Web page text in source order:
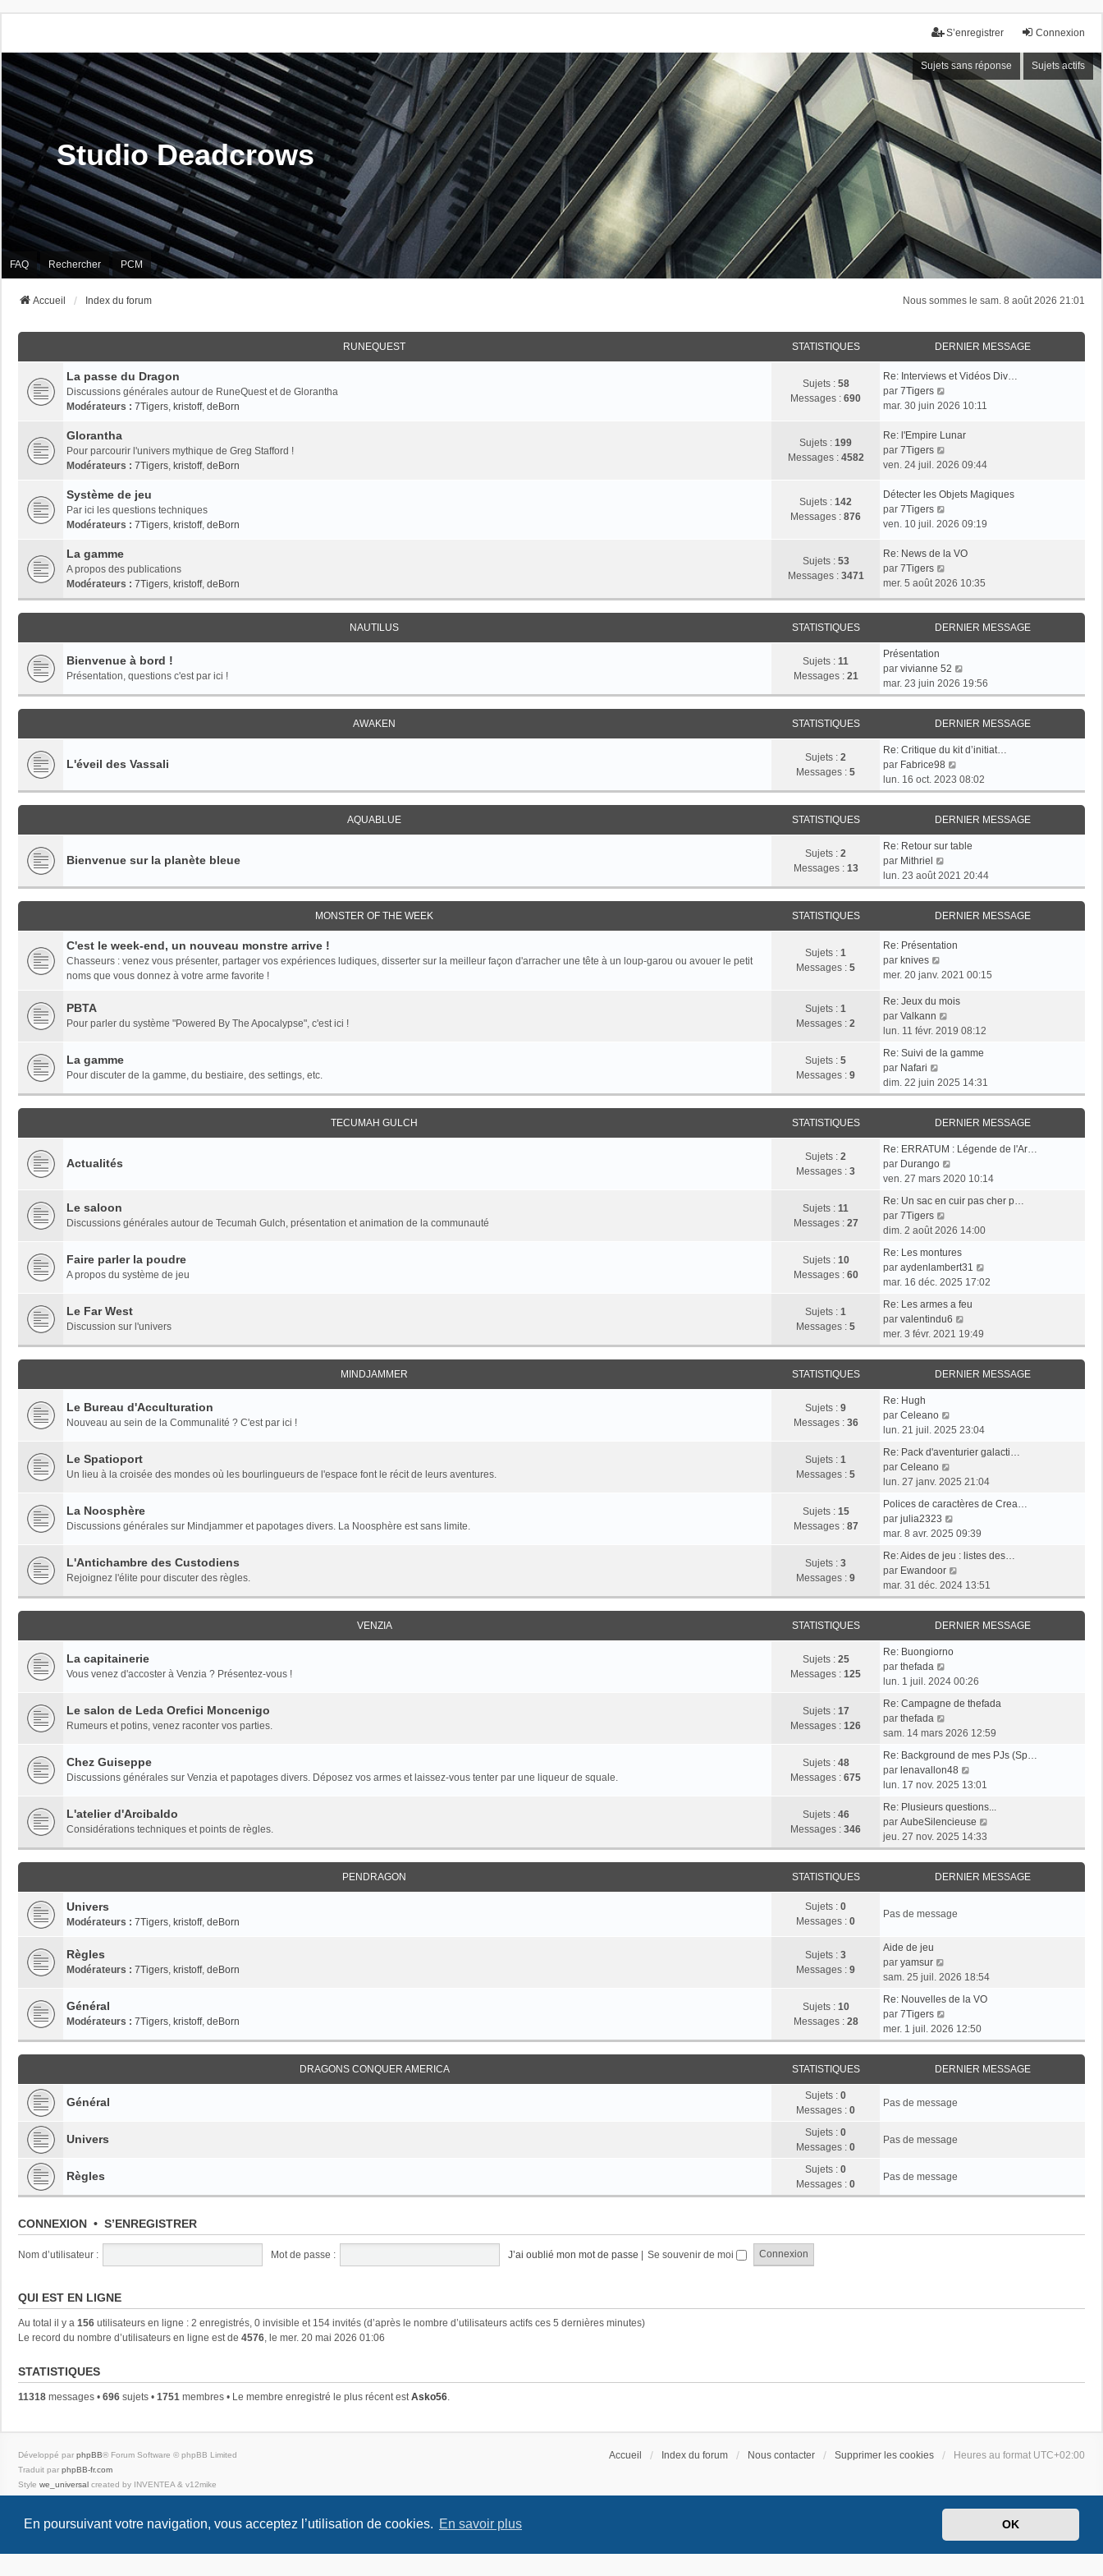
En poursuivant votre navigation, vous acceptez l’utilisation de cookies. En savoir plus OK
Connexion
S’enregistrer
Sujets sans réponse Sujets actifs
Studio Deadcrows
FAQ Rechercher PCM
Nous sommes le sam. 8 août 2026 21:01
Accueil Index du forum
RUNEQUEST STATISTIQUES DERNIER MESSAGE
La passe du Dragon
Discussions générales autour de RuneQuest et de Glorantha
Modérateurs : 7Tigers, kristoff, deBorn
Sujets : 58
Messages : 690
Re: Interviews et Vidéos Div…
par 7Tigers
o
r
e
e
n
e
m
e
s
s
a
e
mar. 30 juin 2026 10:11
Glorantha
Pour parcourir l'univers mythique de Greg Stafford !
Modérateurs : 7Tigers, kristoff, deBorn
Sujets : 199
Messages : 4582
Re: l'Empire Lunar
par 7Tigers
o
r
e
e
n
i
e
r
m
s
s
a
e
ven. 24 juil. 2026 09:44
Système de jeu
Par ici les questions techniques
Modérateurs : 7Tigers, kristoff, deBorn
Sujets : 142
Messages : 876
Détecter les Objets Magiques
par 7Tigers
o
r
e
d
e
r
n
e
r
m
s
s
a
g
e
ven. 10 juil. 2026 09:19
La gamme
A propos des publications
Modérateurs : 7Tigers, kristoff, deBorn
Sujets : 53
Messages : 3471
Re: News de la VO
par 7Tigers
o
i
r
l
e
e
r
n
e
r
m
e
s
s
a
g
e
mer. 5 août 2026 10:35
NAUTILUS STATISTIQUES DERNIER MESSAGE
Bienvenue à bord !
Présentation, questions c'est par ici !
Sujets : 11
Messages : 21
Présentation
par vivianne 52
o
i
r
l
e
d
r
i
r
e
s
s
a
g
mar. 23 juin 2026 19:56
AWAKEN STATISTIQUES DERNIER MESSAGE
L'éveil des Vassali Sujets : 2
Messages : 5
Re: Critique du kit d’initiat…
par Fabrice98
o
i
r
l
e
d
r
i
e
s
g
lun. 16 oct. 2023 08:02
AQUABLUE STATISTIQUES DERNIER MESSAGE
Bienvenue sur la planète bleue Sujets : 2
Messages : 13
Re: Retour sur table
par Mithriel
o
i
r
l
e
d
r
i
e
r
m
s
s
a
g
e
lun. 23 août 2021 20:44
MONSTER OF THE WEEK STATISTIQUES DERNIER MESSAGE
C'est le week-end, un nouveau monstre arrive !
Chasseurs : venez vous présenter, partager vos expériences ludiques, disserter sur la meilleur façon d'arracher une tête à un loup-garou ou avouer le petit
noms que vous donnez à votre arme favorite !
Sujets : 1
Messages : 5
Re: Présentation
par knives
o
r
l
e
d
r
n
i
e
r
m
e
s
s
a
g
mer. 20 janv. 2021 00:15
PBTA
Pour parler du système "Powered By The Apocalypse", c'est ici !
Sujets : 1
Messages : 2
Re: Jeux du mois
par Valkann
o
r
e
e
n
i
e
m
s
s
a
g
lun. 11 févr. 2019 08:12
La gamme
Pour discuter de la gamme, du bestiaire, des settings, etc.
Sujets : 5
Messages : 9
Re: Suivi de la gamme
par Nafari
o
i
r
l
e
d
e
r
n
i
e
m
e
s
s
a
g
e
dim. 22 juin 2025 14:31
TECUMAH GULCH STATISTIQUES DERNIER MESSAGE
Actualités Sujets : 2
Messages : 3
Re: ERRATUM : Légende de l'Ar…
par Durango
o
r
e
d
e
r
i
e
r
e
g
ven. 27 mars 2020 10:14
Le saloon
Discussions générales autour de Tecumah Gulch, présentation et animation de la communauté
Sujets : 11
Messages : 27
Re: Un sac en cuir pas cher p…
par 7Tigers
o
r
l
e
d
e
r
n
i
e
r
e
s
s
a
g
dim. 2 août 2026 14:00
Faire parler la poudre
A propos du système de jeu
Sujets : 10
Messages : 60
Re: Les montures
par aydenlambert31
o
e
m
s
s
mar. 16 déc. 2025 17:02
Le Far West
Discussion sur l'univers
Sujets : 1
Messages : 5
Re: Les armes a feu
par valentindu6
o
i
r
l
e
r
n
e
m
s
s
g
e
mer. 3 févr. 2021 19:49
MINDJAMMER STATISTIQUES DERNIER MESSAGE
Le Bureau d'Acculturation
Nouveau au sein de la Communalité ? C'est par ici !
Sujets : 9
Messages : 36
Re: Hugh
par Celeano
o
r
e
d
e
r
i
e
r
e
s
g
lun. 21 juil. 2025 23:04
Le Spatioport
Un lieu à la croisée des mondes où les bourlingueurs de l'espace font le récit de leurs aventures.
Sujets : 1
Messages : 5
Re: Pack d'aventurier galacti…
par Celeano
o
r
l
e
d
e
r
n
i
e
r
m
s
s
g
lun. 27 janv. 2025 21:04
La Noosphère
Discussions générales sur Mindjammer et papotages divers. La Noosphère est sans limite.
Sujets : 15
Messages : 87
Polices de caractères de Crea…
par julia2323
o
r
l
e
e
e
m
s
s
a
g
mar. 8 avr. 2025 09:39
L'Antichambre des Custodiens
Rejoignez l'élite pour discuter des règles.
Sujets : 3
Messages : 9
Re: Aides de jeu : listes des…
par Ewandoor
o
i
r
l
e
r
n
e
m
e
s
s
a
g
e
mar. 31 déc. 2024 13:51
VENZIA STATISTIQUES DERNIER MESSAGE
La capitainerie
Vous venez d'accoster à Venzia ? Présentez-vous !
Sujets : 25
Messages : 125
Re: Buongiorno
par thefada
o
r
e
d
e
r
i
e
r
e
a
lun. 1 juil. 2024 00:26
Le salon de Leda Orefici Moncenigo
Rumeurs et potins, venez raconter vos parties.
Sujets : 17
Messages : 126
Re: Campagne de thefada
par thefada
o
r
l
e
d
e
r
n
i
e
r
m
g
e
sam. 14 mars 2026 12:59
Chez Guiseppe
Discussions générales sur Venzia et papotages divers. Déposez vos armes et laissez-vous tenter par une liqueur de squale.
Sujets : 48
Messages : 675
Re: Background de mes PJs (Sp…
par lenavallon48
o
r
l
e
e
e
s
g
lun. 17 nov. 2025 13:01
L'atelier d'Arcibaldo
Considérations techniques et points de règles.
Sujets : 46
Messages : 346
Re: Plusieurs questions...
par AubeSilencieuse
i
r
l
e
e
s
s
a
g
jeu. 27 nov. 2025 14:33
PENDRAGON STATISTIQUES DERNIER MESSAGE
Univers
Modérateurs : 7Tigers, kristoff, deBorn
Sujets : 0
Messages : 0
Pas de message
Règles
Modérateurs : 7Tigers, kristoff, deBorn
Sujets : 3
Messages : 9
Aide de jeu
par yamsur
o
r
e
e
i
r
s
s
sam. 25 juil. 2026 18:54
Général
Modérateurs : 7Tigers, kristoff, deBorn
Sujets : 10
Messages : 28
Re: Nouvelles de la VO
par 7Tigers
o
i
r
l
e
d
n
e
s
mer. 1 juil. 2026 12:50
DRAGONS CONQUER AMERICA STATISTIQUES DERNIER MESSAGE
Général Sujets : 0
Messages : 0
Pas de message
Univers Sujets : 0
Messages : 0
Pas de message
Règles Sujets : 0
Messages : 0
Pas de message
CONNEXION • S’ENREGISTRER
Nom d’utilisateur : Mot de passe : J’ai oublié mon mot de passe | Se souvenir de moi
QUI EST EN LIGNE
Au total il y a 156 utilisateurs en ligne : 2 enregistrés, 0 invisible et 154 invités (d’après le nombre d’utilisateurs actifs ces 5 dernières minutes)
Le record du nombre d’utilisateurs en ligne est de 4576, le mer. 20 mai 2026 01:06
STATISTIQUES
11318 messages • 696 sujets • 1751 membres • Le membre enregistré le plus récent estAsko56.
Accueil Index du forum Nous contacter Supprimer les cookies Heures au format UTC+02:00
Développé par phpBB® Forum Software © phpBB Limited
Traduit par phpBB-fr.com
Style we_universal created by INVENTEA & v12mike